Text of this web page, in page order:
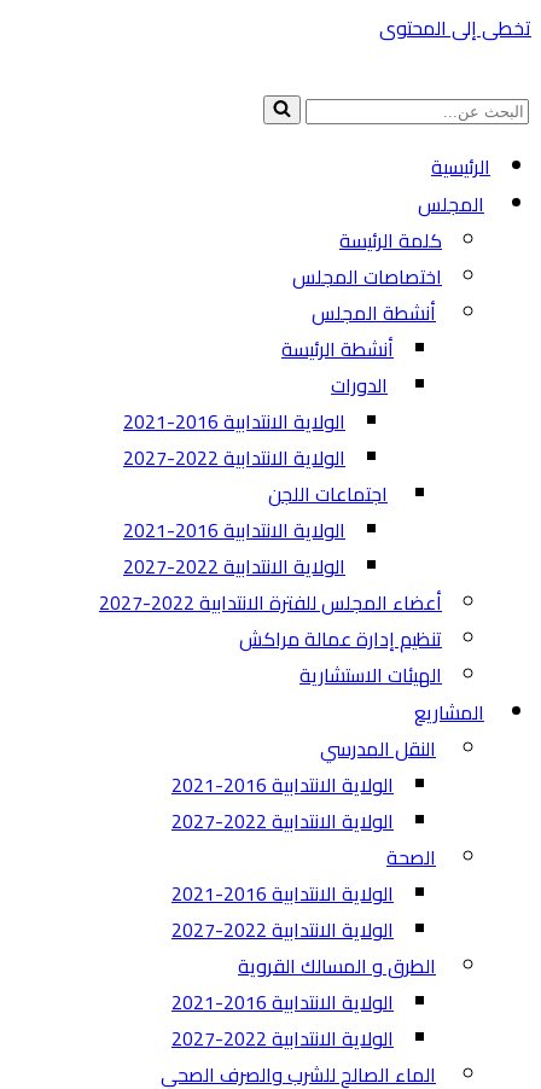
تخطى إلى المحتوى
البحث
الرئيسية
المجلس
كلمة الرئيسة
اختصاصات المجلس
أنشطة المجلس
أنشطة الرئيسة
الدورات
الولاية الانتدابية 2016-2021
الولاية الانتدابية 2022-2027
اجتماعات اللجن
الولاية الانتدابية 2016-2021
الولاية الانتدابية 2022-2027
أعضاء المجلس للفترة الانتدابية 2022-2027
تنظيم إدارة عمالة مراكش
الهيئات الاستشارية
المشاريع
النقل المدرسي
الولاية الانتدابية 2016-2021
الولاية الانتدابية 2022-2027
الصحة
الولاية الانتدابية 2016-2021
الولاية الانتدابية 2022-2027
الطرق و المسالك القروية
الولاية الانتدابية 2016-2021
الولاية الانتدابية 2022-2027
الماء الصالح للشرب والصرف الصحي